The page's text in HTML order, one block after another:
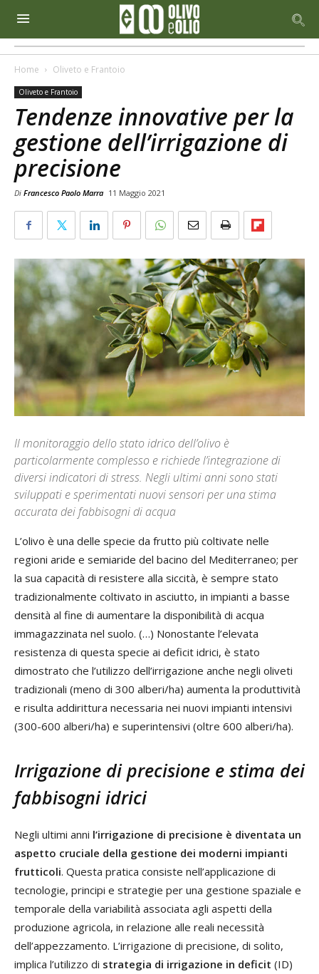
Home Oliveto e Frantoio
Oliveto e Frantoio
Tendenze innovative per la
gestione dell’irrigazione di
precisione
Di Francesco Paolo Marra 11 Maggio 2021
Il monitoraggio dello stato idrico dell’olivo è
particolarmente complesso e richiede l’integrazione di
diversi indicatori di stress. Negli ultimi anni sono stati
sviluppati e sperimentati nuovi sensori per una stima
accurata dei fabbisogni di acqua
L’olivo è una delle specie da frutto più coltivate nelle
regioni aride e semiaride del bacino del Mediterraneo; per
la sua capacità di resistere alla siccità, è sempre stato
tradizionalmente coltivato in asciutto, in impianti a basse
densità al fine di aumentare la disponibilità di acqua
immagazzinata nel suolo. (…) Nonostante l’elevata
resistenza di questa specie ai deficit idrici, è stato
dimostrato che l’utilizzo dell’irrigazione anche negli oliveti
tradizionali (meno di 300 alberi/ha) aumenta la produttività
e risulta addirittura necessaria nei nuovi impianti intensivi
(300-600 alberi/ha) e superintensivi (oltre 600 alberi/ha).
Irrigazione di precisione e stima dei
fabbisogni idrici
Negli ultimi anni l’irrigazione di precisione è diventata un
aspetto cruciale della gestione dei moderni impianti
frutticoli. Questa pratica consiste nell’applicazione di
tecnologie, principi e strategie per una gestione spaziale e
temporale della variabilità associata agli aspetti della
produzione agricola, in relazione alle reali necessità
dell’appezzamento. L’irrigazione di precisione, di solito,
implica l’utilizzo di strategia di irrigazione in deficit (ID)